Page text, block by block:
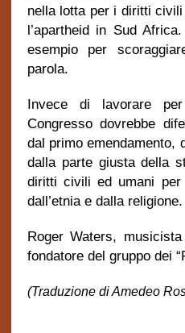
nella lotta per i diritti
l’apartheid in Sud
esempio per
parola.
Invece di lavorare
Congresso dovrebbe
dal primo emendamento,
dalla parte giusta della
diritti civili ed umani per
dall’etnia e dalla religione.
Roger Waters,
fondatore del gruppo dei
(Traduzione di Amedeo